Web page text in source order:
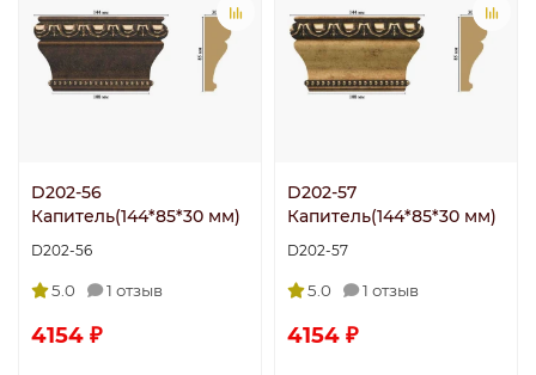
D202-56
Капитель(144*85*30 мм)
D202-56
5.0 1 отзыв
4154 ₽
D202-57
Капитель(144*85*30 мм)
D202-57
5.0 1 отзыв
4154 ₽